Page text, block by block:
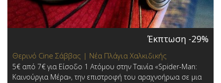
Έκπτωση -29%
Θερινό Cine Σάββας | Νέα Πλάγια Χαλκιδικής
5€ από 7€ για Είσοδο 1 Ατόμου στην Ταινία «Spider-Man:
Καινούργια Μέρα», την επιστροφή του αραχνοήρωα σε μια